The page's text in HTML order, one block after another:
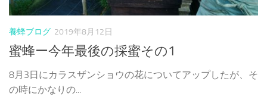
養蜂ブログ 2019年8月12日
蜜蜂ー今年最後の採蜜その1
8月3日にカラスザンショウの花についてアップしたが、そ
の時にかなりの...